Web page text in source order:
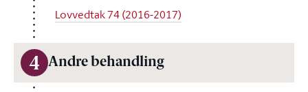
Lovvedtak 74 (2016-2017)
4 Andre behandling